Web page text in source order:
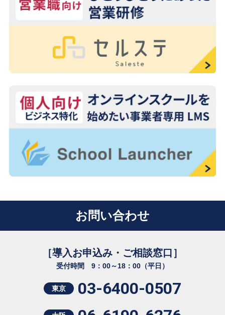
お問い合わせ
［導入お申込み・ご相談窓口］
受付時間 9：00～18：00（平日）
東京 03-6400-0507